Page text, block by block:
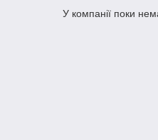
У компанії поки